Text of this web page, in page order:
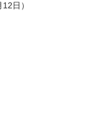
日）